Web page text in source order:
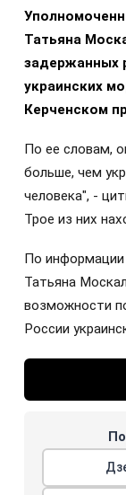
Татьяна
задержанных
украинских
Керченском
По ее словам,
больше, чем
человека", -
Трое из них
По
Татьяна
возможности
России